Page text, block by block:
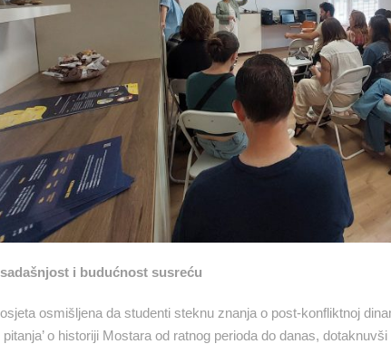
i budućnost susreću
osmišljena da studenti steknu znanja o post-konfliktnoj
pitanja’ o historiji Mostara od ratnog perioda do danas,